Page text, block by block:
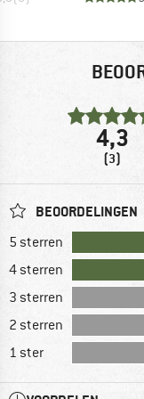
4,3
(3)
BEOORDELINGEN
5 sterren
4 sterren
3 sterren
2 sterren
1 ster